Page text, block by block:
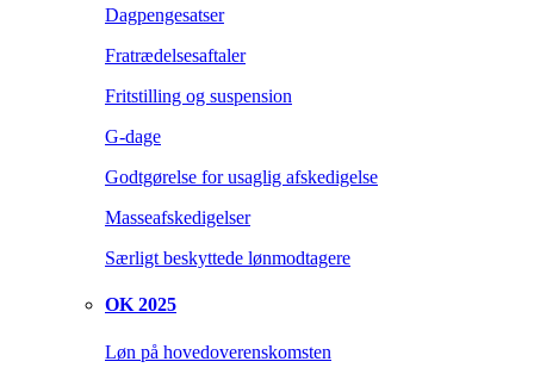
Dagpengesatser
Fratrædelsesaftaler
Fritstilling og suspension
G-dage
Godtgørelse for usaglig afskedigelse
Masseafskedigelser
Særligt beskyttede lønmodtagere
OK 2025
Løn på hovedoverenskomsten